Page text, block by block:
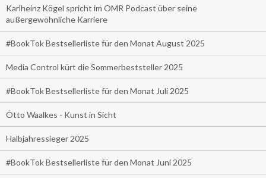
Karlheinz Kögel spricht im OMR Podcast über seine
außergewöhnliche Karriere
#BookTok Bestsellerliste für den Monat August 2025
Media Control kürt die Sommerbeststeller 2025
#BookTok Bestsellerliste für den Monat Juli 2025
Otto Waalkes - Kunst in Sicht
Halbjahressieger 2025
#BookTok Bestsellerliste für den Monat Juni 2025